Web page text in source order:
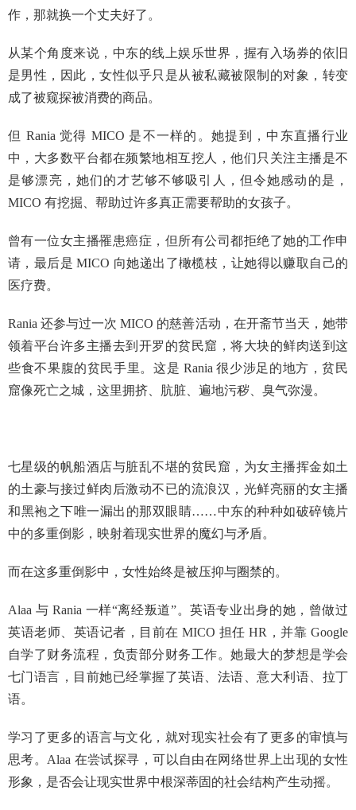
作，那就换一个丈夫好了。
从某个角度来说，中东的线上娱乐世界，握有入场券的依旧
是男性，因此，女性似乎只是从被私藏被限制的对象，转变
成了被窥探被消费的商品。
但 Rania 觉得 MICO 是不一样的。她提到，中东直播行业
中，大多数平台都在频繁地相互挖人，他们只关注主播是不
是够漂亮，她们的才艺够不够吸引人，但令她感动的是，
MICO 有挖掘、帮助过许多真正需要帮助的女孩子。
曾有一位女主播罹患癌症，但所有公司都拒绝了她的工作申
请，最后是 MICO 向她递出了橄榄枝，让她得以赚取自己的
医疗费。
Rania 还参与过一次 MICO 的慈善活动，在开斋节当天，她带
领着平台许多主播去到开罗的贫民窟，将大块的鲜肉送到这
些食不果腹的贫民手里。这是 Rania 很少涉足的地方，贫民
窟像死亡之城，这里拥挤、肮脏、遍地污秽、臭气弥漫。
七星级的帆船酒店与脏乱不堪的贫民窟，为女主播挥金如土
的土豪与接过鲜肉后激动不已的流浪汉，光鲜亮丽的女主播
和黑袍之下唯一漏出的那双眼睛……中东的种种如破碎镜片
中的多重倒影，映射着现实世界的魔幻与矛盾。
而在这多重倒影中，女性始终是被压抑与圈禁的。
Alaa 与 Rania 一样“离经叛道”。英语专业出身的她，曾做过
英语老师、英语记者，目前在 MICO 担任 HR，并靠 Google
自学了财务流程，负责部分财务工作。她最大的梦想是学会
七门语言，目前她已经掌握了英语、法语、意大利语、拉丁
语。
学习了更多的语言与文化，就对现实社会有了更多的审慎与
思考。Alaa 在尝试探寻，可以自由在网络世界上出现的女性
形象，是否会让现实世界中根深蒂固的社会结构产生动摇。